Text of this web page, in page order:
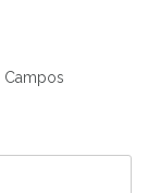
Campos